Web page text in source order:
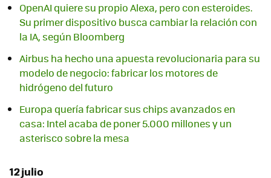
OpenAI quiere su propio Alexa, pero con esteroides.
Su primer dispositivo busca cambiar la relación con
la IA, según Bloomberg
Airbus ha hecho una apuesta revolucionaria para su
modelo de negocio: fabricar los motores de
hidrógeno del futuro
Europa quería fabricar sus chips avanzados en
casa: Intel acaba de poner 5.000 millones y un
asterisco sobre la mesa
12 julio